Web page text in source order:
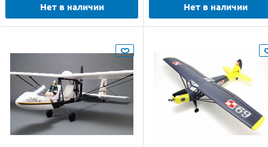
Нет в наличии Нет в наличии